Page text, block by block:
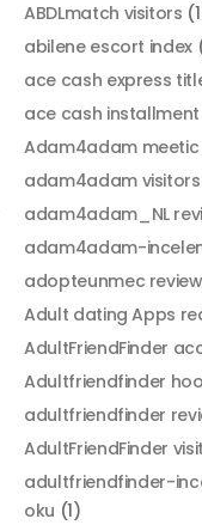
ABDLmatch visitors
abilene escort index
ace cash express
ace cash
Adam4adam meetic
adam4adam visitors
adam4adam_NL
adam4adam-
adopteunmec review
Adult dating Apps
AdultFriendFinder
Adultfriendfinder
adultfriendfinder
AdultFriendFinder
adultfriendfinder-
oku (1)